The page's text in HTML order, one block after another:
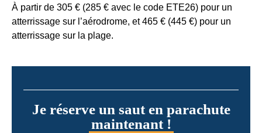
À partir de 305 € (285 € avec le code ETE26) pour un
atterrissage sur l’aérodrome, et 465 € (445 €) pour un
atterrissage sur la plage.
Je réserve un saut en parachute
maintenant !